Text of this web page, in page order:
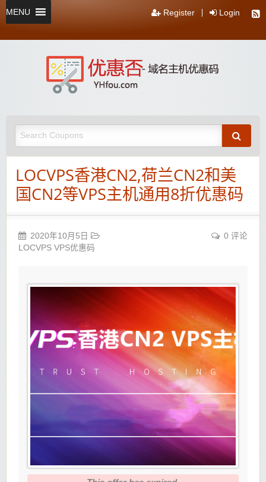
Register Login
MENU
优惠码
LOCVPS香港CN2,荷兰CN2和美
国CN2等VPS主机通用8折优惠码
2020年10月5日
LOCVPS VPS优惠码
0 评论